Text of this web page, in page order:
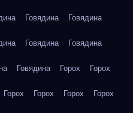
Говядина Говядина
Говядина Говядина
Говядина Горох Горох
Горох Горох Горох Горох